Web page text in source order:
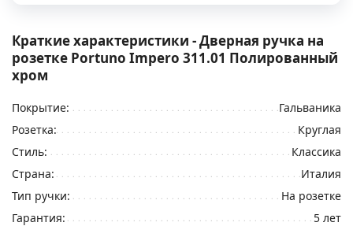
Краткие характеристики - Дверная ручка на
розетке Portuno Impero 311.01 Полированный
хром
Покрытие:
Гальваника
Розетка:
Круглая
Стиль:
Классика
Страна:
Италия
Тип ручки:
На розетке
Гарантия:
5 лет